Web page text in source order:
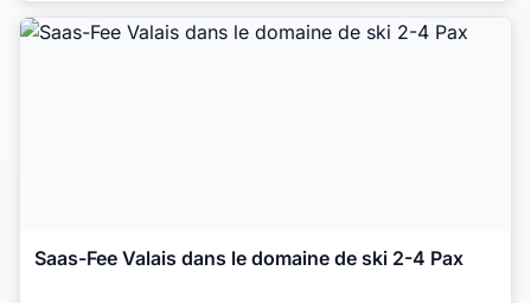
Saas-Fee Valais dans le domaine de ski 2-4 Pax